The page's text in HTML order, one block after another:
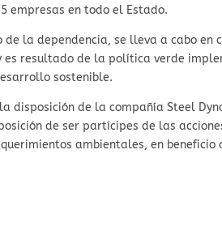
empresas en todo el Estado.
de la dependencia, se lleva a cabo en
es resultado de la política verde
sostenible.
disposición de la compañía Steel
de ser partícipes de las
ambientales, en